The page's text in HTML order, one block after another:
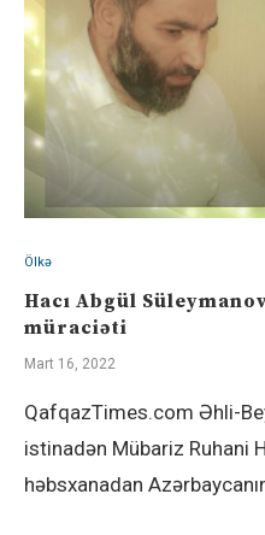
Ölkə
Hacı Abgül
müraciəti
Mart 16, 2022
QafqazTimes.com Əhli-
istinadən Mübariz Ruhani
həbsxanadan